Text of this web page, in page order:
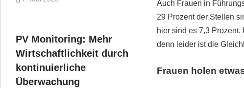
Auch Frauen in
29 Prozent der Stellen
hier sind es 7,3
denn leider ist die
Frauen holen
PV Monitoring: Mehr
Wirtschaftlichkeit durch
kontinuierliche
Überwachung